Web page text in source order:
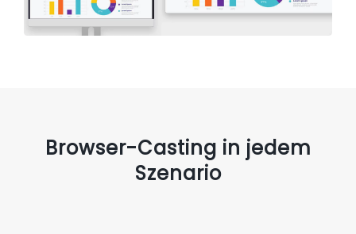
Browser-Casting in jedem
Szenario